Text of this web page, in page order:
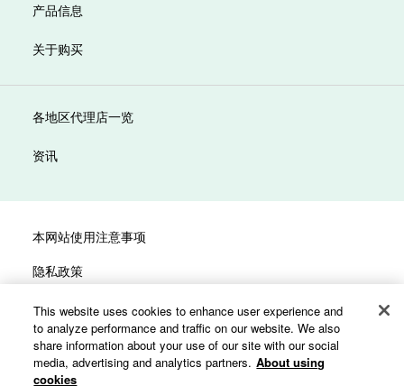
产品信息
关于购买
各地区代理店一览
资讯
本网站使用注意事项
隐私政策
社交媒体政策
网址地图
This website uses cookies to enhance user experience and
to analyze performance and traffic on our website. We also
share information about your use of our site with our social
media, advertising and analytics partners. About using
cookies